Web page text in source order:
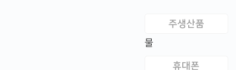
주생산품
물
휴대폰